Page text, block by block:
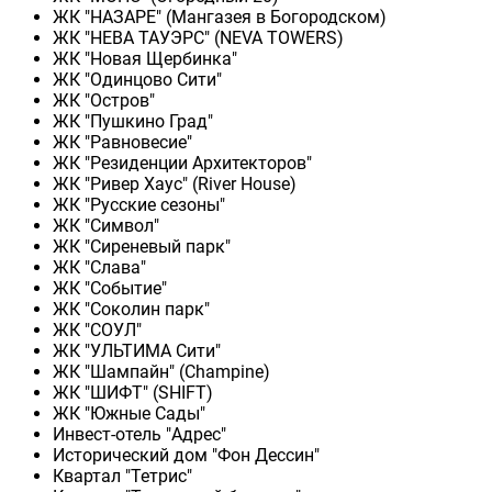
ЖК "НАЗАРЕ" (Мангазея в Богородском)
ЖК "НЕВА ТАУЭРС" (NEVA TOWERS)
ЖК "Новая Щербинка"
ЖК "Одинцово Сити"
ЖК "Остров"
ЖК "Пушкино Град"
ЖК "Равновесие"
ЖК "Резиденции Архитекторов"
ЖК "Ривер Хаус" (River Нouse)
ЖК "Русские сезоны"
ЖК "Символ"
ЖК "Сиреневый парк"
ЖК "Слава"
ЖК "Событие"
ЖК "Соколин парк"
ЖК "СОУЛ"
ЖК "УЛЬТИМА Сити"
ЖК "Шампайн" (Champine)
ЖК "ШИФТ" (SHIFT)
ЖК "Южные Сады"
Инвест-отель "Адрес"
Исторический дом "Фон Дессин"
Квартал "Тетрис"